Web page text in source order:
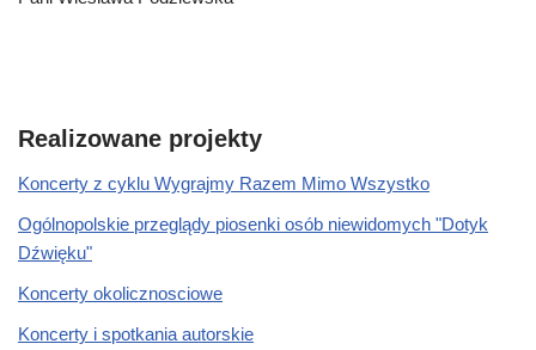
Realizowane projekty
Koncerty z cyklu Wygrajmy Razem Mimo Wszystko
Ogólnopolskie przeglądy piosenki osób niewidomych "Dotyk
Dźwięku"
Koncerty okolicznosciowe
Koncerty i spotkania autorskie